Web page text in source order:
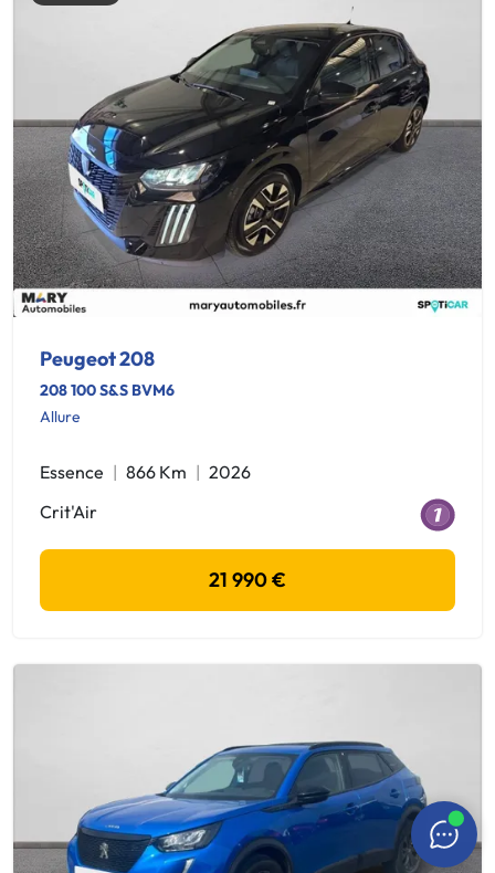
Peugeot 208
208 100 S&S BVM6
Allure
Essence 866 Km
2026
Crit'Air
21 990 €